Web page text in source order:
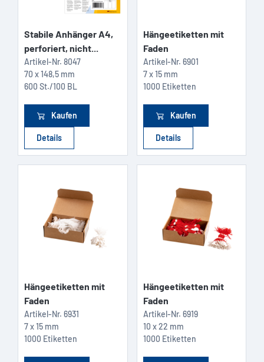
Stabile Anhänger A4,
perforiert, nicht...
Artikel-Nr. 8047
70 x 148,5 mm
600 St./100 BL
Kaufen
Details
Hängeetiketten mit
Faden
Artikel-Nr. 6901
7 x 15 mm
1000 Etiketten
Kaufen
Details
Hängeetiketten mit
Faden
Artikel-Nr. 6931
7 x 15 mm
1000 Etiketten
Hängeetiketten mit
Faden
Artikel-Nr. 6919
10 x 22 mm
1000 Etiketten